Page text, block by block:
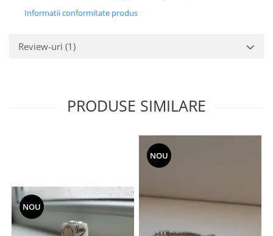
Informatii conformitate produs
Review-uri (1)
PRODUSE SIMILARE
NOU
NOU